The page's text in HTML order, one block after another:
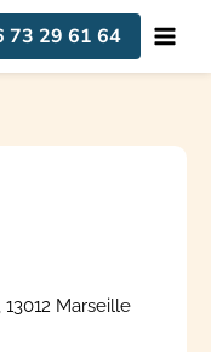
73 29 61 64
Marseille